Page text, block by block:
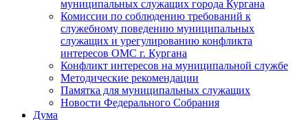
муниципальных служащих города Кургана
Комиссии по соблюдению требований к
служебному поведению муниципальных
служащих и урегулированию конфликта
интересов ОМС г. Кургана
Конфликт интересов на муниципальной службе
Методические рекомендации
Памятка для муниципальных служащих
Новости Федерального Cобрания
Дума